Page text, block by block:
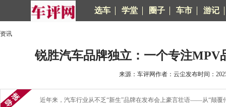
选车 学堂 圈子 车市 游记
资讯
锐胜汽车品牌独立：一个专注MPV
来源：车评网作者：云尘发布时间：
近年来，汽车行业从不乏“新生”品牌在发布会上豪言壮语——从“颠覆